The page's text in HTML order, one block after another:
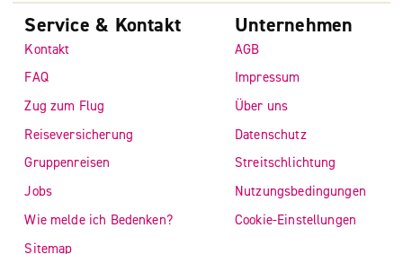
Service & Kontakt
Kontakt
FAQ
Zug zum Flug
Reiseversicherung
Gruppenreisen
Jobs
Wie melde ich Bedenken?
Sitemap
Unternehmen
AGB
Impressum
Über uns
Datenschutz
Streitschlichtung
Nutzungsbedingungen
Cookie-Einstellungen